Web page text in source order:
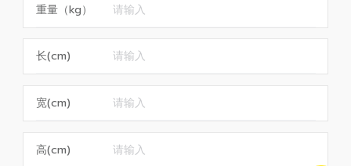
重量（kg）
长(cm)
宽(cm)
高(cm)